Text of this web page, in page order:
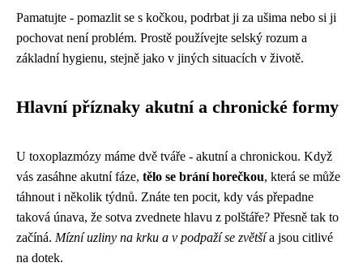
Pamatujte - pomazlit se s kočkou, podrbat ji za ušima nebo si ji
pochovat není problém. Prostě používejte selský rozum a
základní hygienu, stejně jako v jiných situacích v životě.
Hlavní příznaky akutní a chronické formy
U toxoplazmózy máme dvě tváře - akutní a chronickou. Když
vás zasáhne akutní fáze, tělo se brání horečkou, která se může
táhnout i několik týdnů. Znáte ten pocit, kdy vás přepadne
taková únava, že sotva zvednete hlavu z polštáře? Přesně tak to
začíná. Mízní uzliny na krku a v podpaží se zvětšía jsou citlivé
na dotek.